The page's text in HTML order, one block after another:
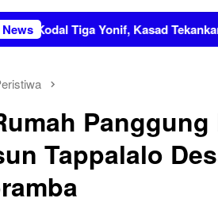
Yonif, Kasad Tekankan Penguatan
Tappalalo